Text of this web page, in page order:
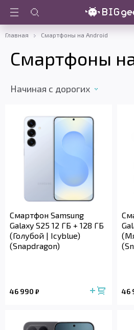
Главная Смартфоны на Android
Смартфоны
Начиная с дорогих
Смартфон Samsung
Galaxy S25 12 ГБ + 128 ГБ
(Голубой | Icyblue)
(Snapdragon)
46 990 ₽ 46